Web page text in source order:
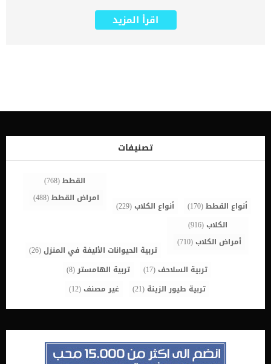
الذين تعرضوا لهذه المشكلة. فى هذا المقال سنقدم لك بعض العلامات
التي يجب مراقبتها حيث تقترب القطط من وقت الرعاية الملطفة وقرار
الاستمالة والنظافة رائحة الفم الكريهة ن نمط التنفس غير الطبيعي
لها. كما يجب عليك مضاعفة الاهتمام عندما تكبر فى السن وتعانى من
الشيخوخة وتلف الاعضاء. فى بعض الاحوال يقترح عليك الطبيب البيطرى
القتل الرحيم بدلا من ان يبقى قطك فى حالة مرضية مؤلمة ومزعجة. اذا
اقرأ المزيد
تصنيفات
أنواع القطط(170) أنواع الكلاب(229)
القطط(768)
امراض القطط(488)
الكلاب(916)
أمراض الكلاب(710)
تربية الحيوانات الأليفة في المنزل(26)
تربية السلاحف(17) تربية الهامستر(8)
تربية طيور الزينة (21) غير مصنف(12)